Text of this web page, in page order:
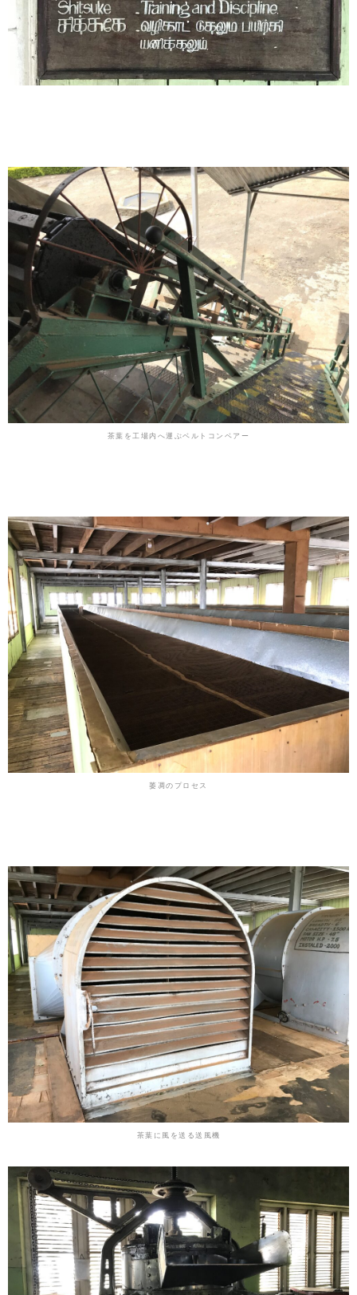
茶葉を工場内へ運ぶベルトコンベアー
萎凋のプロセス
茶葉に風を送る送風機